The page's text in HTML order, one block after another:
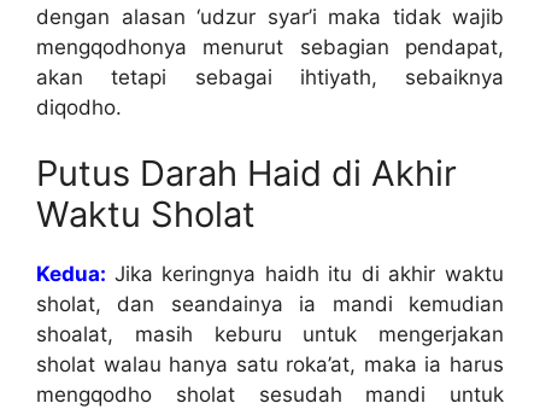
dengan alasan ‘udzur syar’i maka tidak wajib
mengqodhonya menurut sebagian pendapat,
akan tetapi sebagai ihtiyath, sebaiknya
diqodho.
Putus Darah Haid di Akhir
Waktu Sholat
Kedua: Jika keringnya haidh itu di akhir waktu
sholat, dan seandainya ia mandi kemudian
shoalat, masih keburu untuk mengerjakan
sholat walau hanya satu roka’at, maka ia harus
mengqodho sholat sesudah mandi untuk